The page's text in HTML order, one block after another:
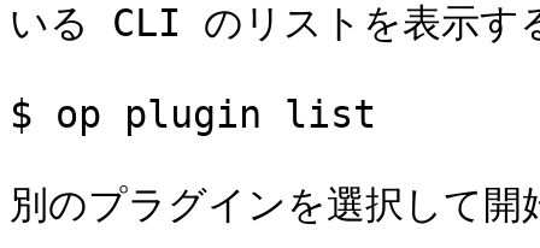
いる CLI のリストを表示す
$ op plugin list
別のプラグインを選択して